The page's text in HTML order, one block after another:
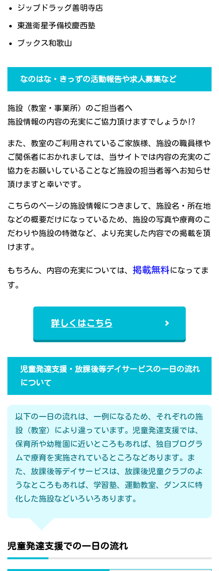
ジップドラッグ善明寺店
東進衛星予備校慶西塾
ブックス和歌山
なのはな・きっずの活動報告や求人募集など
施設（教室・事業所）のご担当者へ
施設情報の内容の充実にご協力頂けますでしょうか!?
また、教室のご利用されているご家族様、施設の職員様や
ご関係者におかれましては、当サイトでは内容の充実のご
協力をお願いしていることなど施設の担当者等へお知らせ
頂けますと幸いです。
こちらのページの施設情報につきまして、施設名・所在地
などの概要だけになっているため、施設の写真や療育のこ
だわりや施設の特徴など、より充実した内容での掲載を頂
けます。
もちろん、内容の充実については、 掲載無料になってま
す。
詳しくはこちら
児童発達支援・放課後等デイサービスの一日の流れ
について
以下の一日の流れは、一例になるため、それぞれの施
設（教室）により違っています。児童発達支援では、
保育所や幼稚園に近いところもあれば、独自プログラ
ムで療育を実施されているところなどあります。ま
た、放課後等デイサービスは、放課後児童クラブのよ
うなところもあれば、学習塾、運動教室、ダンスに特
化した施設などいろいろあります。
児童発達支援での一日の流れ